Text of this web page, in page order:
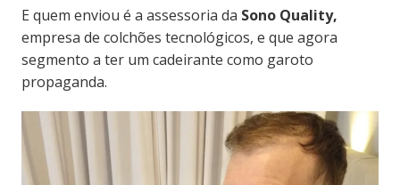
E quem enviou é a assessoria da Sono Quality,
empresa de colchões tecnológicos, e que agora
segmento a ter um cadeirante como garoto
propaganda.